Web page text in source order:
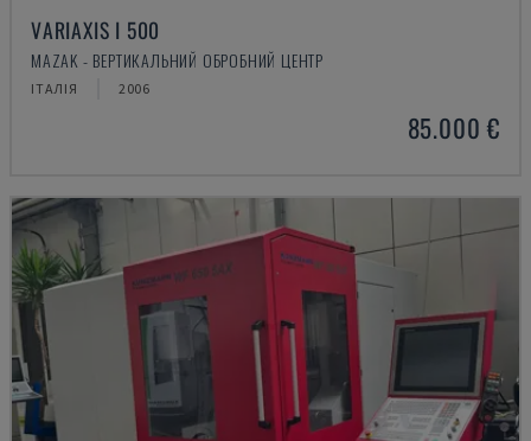
VARIAXIS I 500
MAZAK - ВЕРТИКАЛЬНИЙ ОБРОБНИЙ ЦЕНТР
ІТАЛІЯ 2006
85.000 €